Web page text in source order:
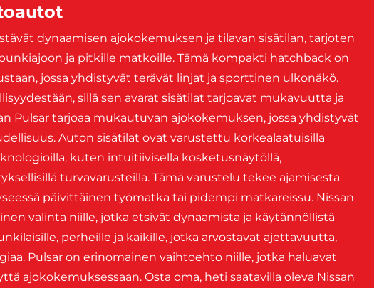
dynaamisen ajokokemuksen ja tilavan sisätilan, tarjoten
ja pitkille matkoille. Tämä kompakti hatchback on
jossa yhdistyvät terävät linjat ja sporttinen ulkonäkö.
sillä sen avarat sisätilat tarjoavat mukavuutta ja
Pulsar tarjoaa mukautuvan ajokokemuksen, jossa yhdistyvät
Auton sisätilat ovat varustettu korkealaatuisilla
kuten intuitiivisella kosketusnäytöllä,
turvavarusteilla. Tämä varustelu tekee ajamisesta
päivittäinen työmatka tai pidempi matkareissu. Nissan
valinta niille, jotka etsivät dynaamista ja käytännöllistä
perheille ja kaikille, jotka arvostavat ajettavuutta,
Pulsar on erinomainen vaihtoehto niille, jotka haluavat
ajokokemuksessaan. Osta oma, heti saatavilla oleva Nissan